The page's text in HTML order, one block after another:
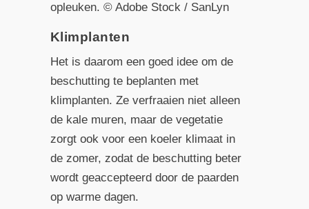
opleuken. © Adobe Stock / SanLyn
Klimplanten
Het is daarom een goed idee om de
beschutting te beplanten met
klimplanten. Ze verfraaien niet alleen
de kale muren, maar de vegetatie
zorgt ook voor een koeler klimaat in
de zomer, zodat de beschutting beter
wordt geaccepteerd door de paarden
op warme dagen.